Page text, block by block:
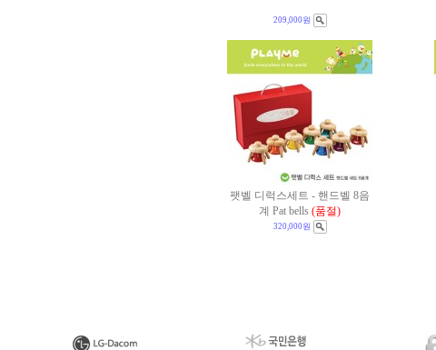
209,000원
팻벨 디럭스세트 - 핸드벨 8음
계 Pat bells (품절)
320,000원